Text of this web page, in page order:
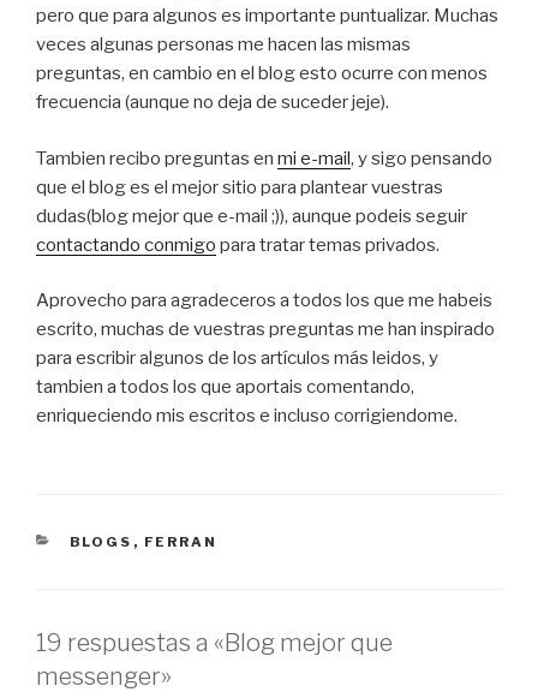
pero que para algunos es importante puntualizar. Muchas
veces algunas personas me hacen las mismas
preguntas, en cambio en el blog esto ocurre con menos
frecuencia (aunque no deja de suceder jeje).
Tambien recibo preguntas en mi e-mail, y sigo pensando
que el blog es el mejor sitio para plantear vuestras
dudas(blog mejor que e-mail ;)), aunque podeis seguir
contactando conmigo para tratar temas privados.
Aprovecho para agradeceros a todos los que me habeis
escrito, muchas de vuestras preguntas me han inspirado
para escribir algunos de los artículos más leidos, y
tambien a todos los que aportais comentando,
enriqueciendo mis escritos e incluso corrigiendome.
CATEGORÍAS
BLOGS , FERRAN
19 respuestas a «Blog mejor que
messenger»